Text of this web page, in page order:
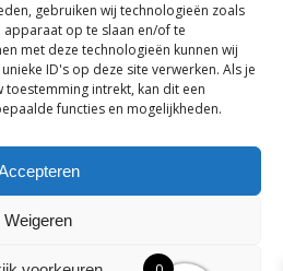
gebruiken wij technologieën zoals
op te slaan en/of te
met deze technologieën kunnen wij
ID's op deze site verwerken. Als je
toestemming intrekt, kan dit een
functies en mogelijkheden.
Weigeren
Las en Radiateurenbedrijf.
|Retourbeleid|
voor consumenten
samenwerking tenzij anders